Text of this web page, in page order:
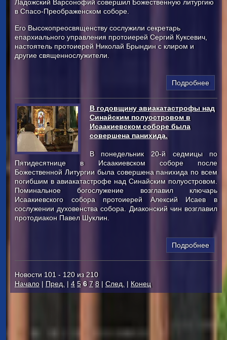
Ладожский Варсонофий совершил Божественную литургию
в Спасо-Преображенском соборе.
Его Высокопреосвященству сослужили секретарь
епархиального управления протоиерей Сергий Куксевич,
настоятель протоиерей Николай Брындин с клиром и
другие священнослужители.
Подробнее
В годовщину авиакатастрофы над
Синайским полуостровом в
Исаакиевском соборе была
совершена панихида.
В понедельник 20-й седмицы по
Пятидесятнице в Исаакиевском соборе после
Божественной Литургии была совершена панихида по всем
погибшим в авиакатастрофе над Синайским полуостровом.
Поминальное богослужение возглавил ключарь
Исаакиевского собора протоиерей Алексий Исаев в
сослужении духовенства собора. Диаконский чин возглавил
протодиакон Павел Шуклин.
Подробнее
Новости 101 - 120 из 210
Начало| Пред. | 4 5 6 7 8| След. | Конец